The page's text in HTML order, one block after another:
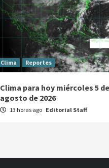
Clima Reportes
Clima para hoy miércoles 5 de
agosto de 2026
13 horas ago Editorial Staff